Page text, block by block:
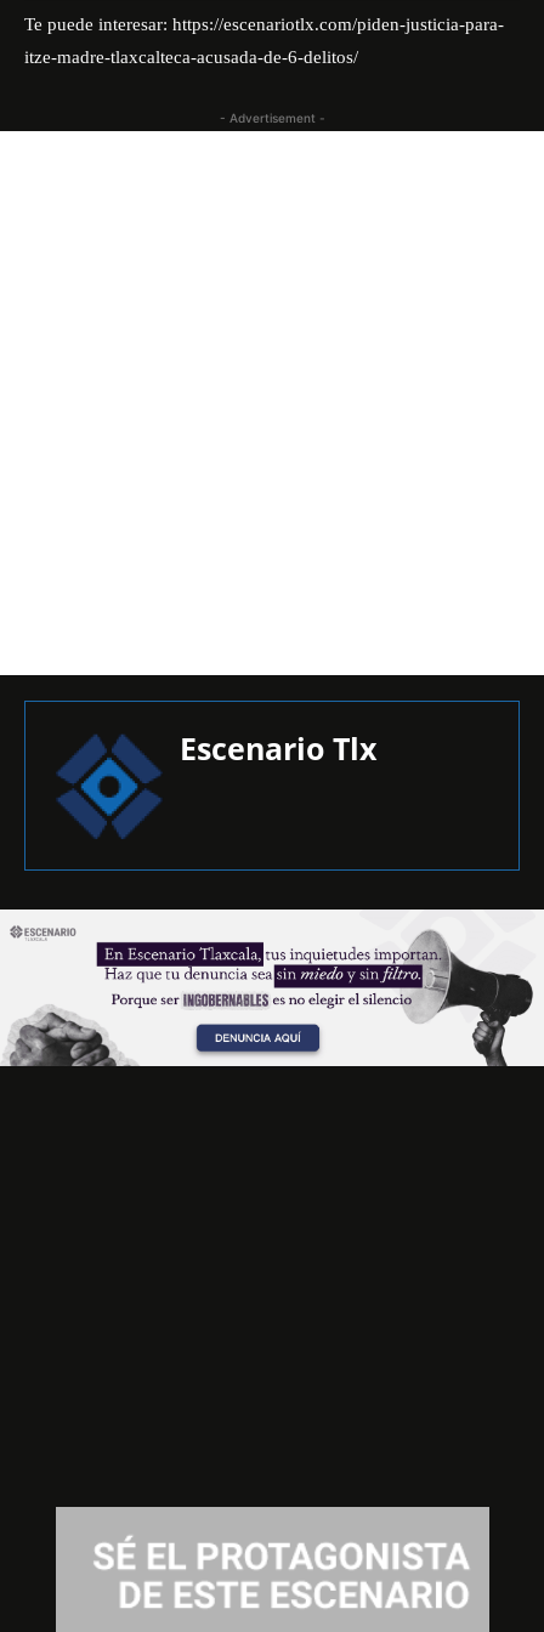
Te puede interesar: https://escenariotlx.com/piden-justicia-para-
itze-madre-tlaxcalteca-acusada-de-6-delitos/
- Advertisement -
Escenario Tlx